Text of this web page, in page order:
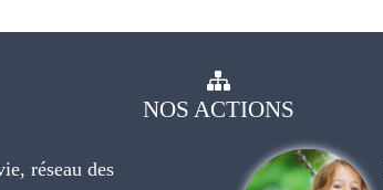
NOS ACTIONS
réseau des